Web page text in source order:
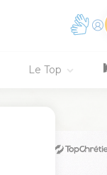
Le Top